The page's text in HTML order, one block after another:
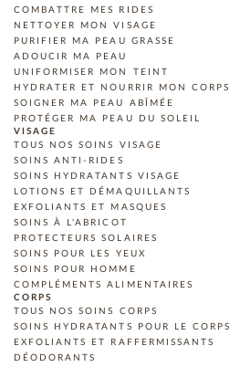
COMBATTRE MES RIDES
NETTOYER MON VISAGE
PURIFIER MA PEAU GRASSE
ADOUCIR MA PEAU
UNIFORMISER MON TEINT
HYDRATER ET NOURRIR MON CORPS
SOIGNER MA PEAU ABÎMÉE
PROTÉGER MA PEAU DU SOLEIL
VISAGE
TOUS NOS SOINS VISAGE
SOINS ANTI-RIDES
SOINS HYDRATANTS VISAGE
LOTIONS ET DÉMAQUILLANTS
EXFOLIANTS ET MASQUES
SOINS À L'ABRICOT
PROTECTEURS SOLAIRES
SOINS POUR LES YEUX
SOINS POUR HOMME
COMPLÉMENTS ALIMENTAIRES
CORPS
TOUS NOS SOINS CORPS
SOINS HYDRATANTS POUR LE CORPS
EXFOLIANTS ET RAFFERMISSANTS
DÉODORANTS